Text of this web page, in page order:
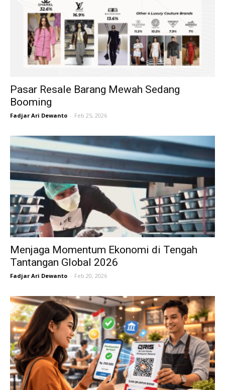
Pasar Resale Barang Mewah Sedang
Booming
Fadjar Ari Dewanto - Feb 25, 2026
Menjaga Momentum Ekonomi di Tengah
Tantangan Global 2026
Fadjar Ari Dewanto - Feb 20, 2026